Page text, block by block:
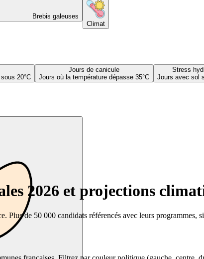
Brebis galeuses
Climat
20°C
Jours de canicule
Jours où la température dépasse 35°C
Stress
Jours avec sol
2026 et projections
de 50 000 candidats référencés avec leurs programmes,